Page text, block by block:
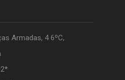
Armadas, 4 6ºC,